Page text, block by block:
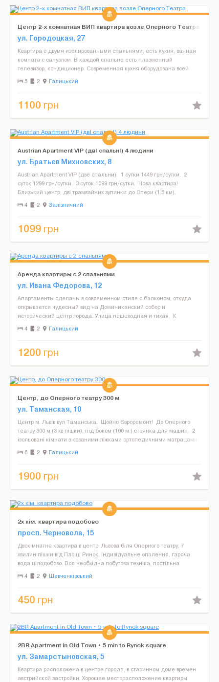
Центр 2-х комнатная ВИП квартира возле Оперного Театра
ул. Городоцкая, 27
Квартира с двумя изолированными спальнями, есть кухня, ванная
комната с санузлом. В каждой спальне есть плазменный
телевизор, кондиционер. Современная кухня оборудована всей
необходимой бытовой техникой и посудой: варочная поверхн...
5 2 Галицький
1100 грн
Austrian Apartment VIP (двІ спальнІ) 4 людини
ул. Братьев Михновских, 8
Austrian Apartment VIP (две спальни). 1 сутки 1449 грн/сутки. 2
суток 1299 грн/сутки. 3 суток 1099 грн/сутки. Нова квартира!
Близький центр, дві трамвайних зупинки до Опери (1.5 км).
Австрійський будинок, ч...
4 2 Залізничний
1099 грн
Аренда квартиры с 2 спальнями
ул. Ивана Федорова, 12
Апартаменты сделаны в современном стиле с балконом, откуда
открывается чудесный вид на Доминиканский собор и
исторический центр города. Улица пешеходная и тихая. К
Площади Рынок очень близко, 2 минуты пешком. 2 изоли...
4 2 Галицький
1200 грн
Центр, до Оперного театру 300 м
ул. Таманская, 10
Центр м. Львів вул Таманська. Щойно Євроремонт! До Оперного
театру 300 м (3 хв пішки), під боком (100 м.) стоянка для машин. 2
ізольовані кімнати з кованими ліжками ортопедичними матрацами,
+ 2-3 спальний диван, ...
6 2 Галицький
1900 грн
2х кім. квартира подобово
просп. Черновола, 15
Двокімнатна квартира в центрі Львова біля Оперного театру, 7
хвилин пішки від Площі Ринок. Індивідуальне опалення, гаряча
вода цілодобово. Вся необхідна побутова техніка, постільна
білизна та рушники. Інтернет Wi-Fi. Кондиціонер.&...
4 2 Шевченківський
450 грн
2BR Apartment in Old Town • 5 min to Rynok square
ул. Замарстыновская, 5
Квартира расположена в центре города, в старинном доме времен
австрийской застройки. Хорошее месторасположение квартиры